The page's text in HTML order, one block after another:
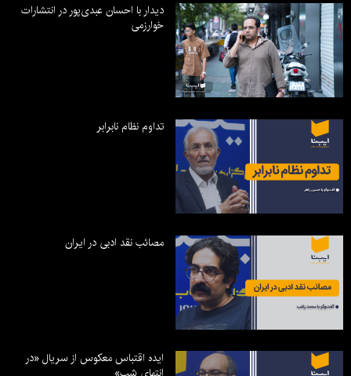
دیدار با احسان عبدی‌پور در انتشارات
خوارزمی
تداوم نظام نابرابر
مصائب نقد ادبی در ایران
ایده اقتباس معکوس از سریال «در